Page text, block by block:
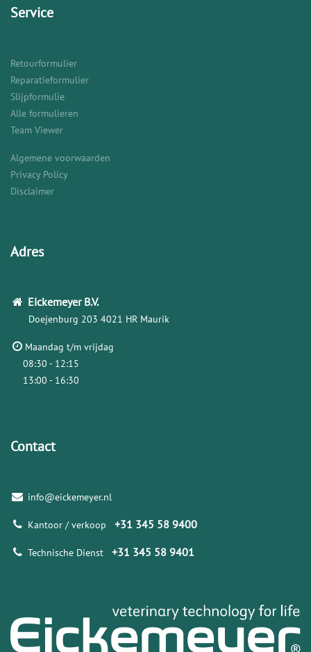
Service
Retourformulier
Reparatieformulier
Slijpformulie
Alle formulieren
Team Viewer
Algemene voorwaarden
Privacy Policy
Disclaimer
Adres
Eickemeyer B.V.
Doejenburg 203 4021 HR Maurik
Maandag t/m vrijdag
08:30 - 12:15
13:00 - 16:30
Contact
info@eickemeyer.nl
Kantoor / verkoop +31 345 58 9400
Technische Dienst +31 345 58 9401